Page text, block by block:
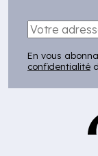
En vous
confidentialité